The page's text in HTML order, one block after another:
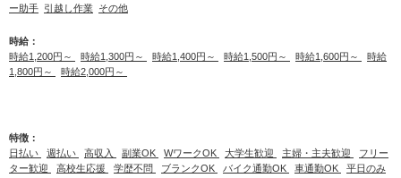
ー助手 引越し作業 その他
時給：
時給1,200円～
時給1,300円～ 時給1,400円～ 時給1,500円～ 時給1,600円～
時給
1,800円～
時給2,000円～
特徴：
日払い
週払い 高収入 副業OK WワークOK 大学生歓迎 主婦・主夫歓迎
フリー
ター歓迎
高校生応援 学歴不問 ブランクOK バイク通勤OK 車通勤OK 平日のみ